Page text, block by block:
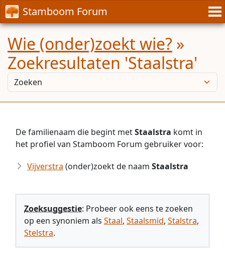
Stamboom Forum
Wie (onder)zoekt wie? »
Zoekresultaten 'Staalstra'
De familienaam die begint metStaalstra komt in
het profiel van Stamboom Forum gebruiker voor:
Vijverstra (onder)zoekt de naam Staalstra
Zoeksuggestie: Probeer ook eens te zoeken
op een synoniem als Staal, Staalsmid, Stalstra,
Stelstra.